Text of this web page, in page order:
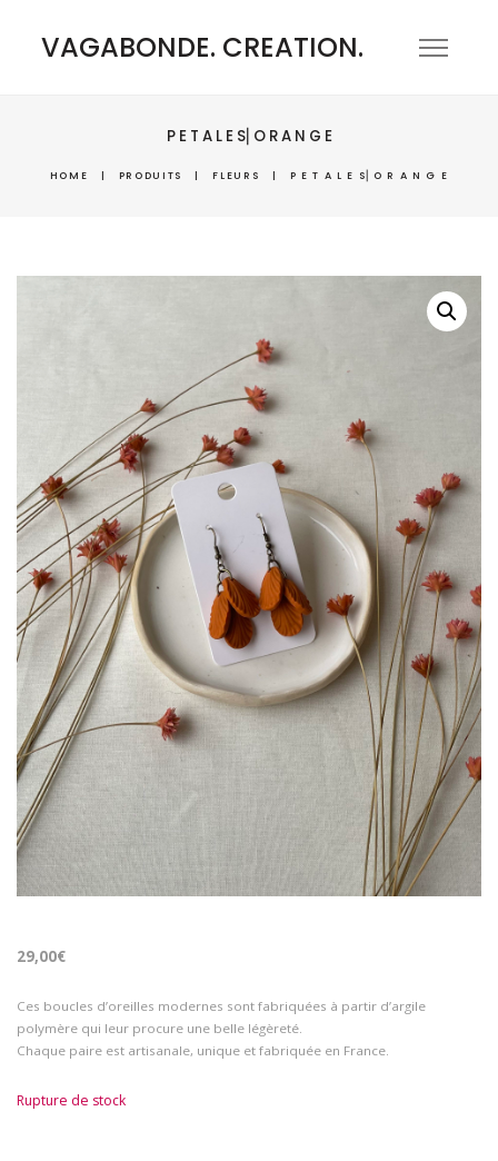
VAGABONDE. CREATION.
P E T A L E S⎜O R A N G E
HOME | PRODUITS | FLEURS | P E T A L E S⎜O R A N G E
29,00€
Ces boucles d’oreilles modernes sont fabriquées à partir d’argile
polymère qui leur procure une belle légèreté.
Chaque paire est artisanale, unique et fabriquée en France.
Rupture de stock